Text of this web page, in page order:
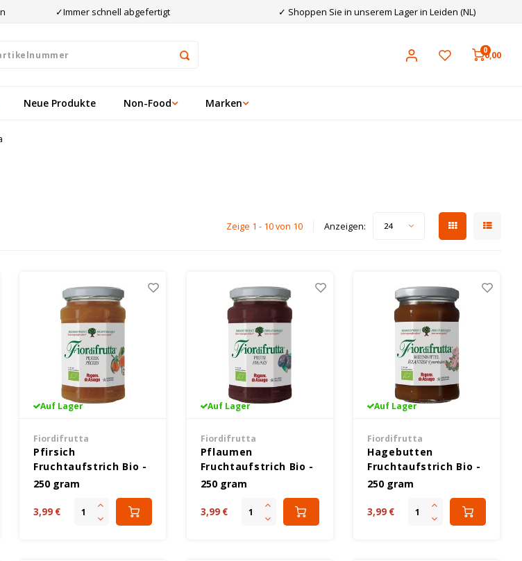
✓Immer schnell abgefertigt ✓ Shoppen Sie in unserem Lager in Leiden (NL)
00,00
Neue Produkte Non-Food Marken
Zeige 1 - 10 von 10 Anzeigen: 24
Auf Lager
Fiordifrutta
Pfirsich
Fruchtaufstrich Bio -
Glutenfrei
250 gram
3,99 €
Auf Lager
Fiordifrutta
Pflaumen
Fruchtaufstrich Bio -
Glutenfrei
250 gram
3,99 €
Auf Lager
Fiordifrutta
Hagebutten
Fruchtaufstrich Bio -
Glutenfrei
250 gram
3,99 €